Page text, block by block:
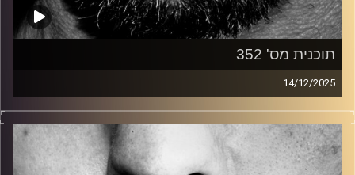
תוכנית מס' 352
14/12/2025
זיפים, מוזיקה מחוספסת של הופעות חיות. הרבה ג'אם, רוק,
בלוז, bluegrass, ג'אז, Fאנק, פרוגרסיב ואפילו אלקטרוניקה.
כל מה שחי, אמיתי ונושם.
עם שמוליק רגב.